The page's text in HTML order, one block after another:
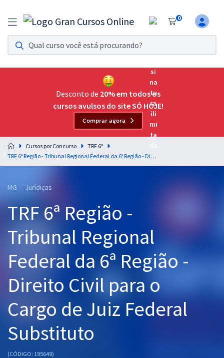
0
Assinatura Ilimitada 11
Acesso a todos os cursos. Teste grátis por 7 dias!
Assinatura OAB Até Passar
Acesso ilimitado a toda preparação para o Exame da
Residências Multiprofissionais
Preparação completa e intensiva para as principais
residências em saúde do Brasil
Cursos 20% OFF
Pós
Graduação
OAB
Questões grátis
Desconto de 20% em todos os
cursos avulsos do site SÓ HOJE!
Comprar agora
Cursos por Concurso
TRF 6º
TRF 6ª Região - Tribunal Regional Federal da 6ª Região - Direito Civil para o Cargo de Juiz Federal Substituto
MG - Jurídicas
TRF 6ª Região -
Tribunal Regional
Federal da 6ª Região -
Direito Civil para o
Cargo de Juiz Federal
Substituto
(CÓDIGO: 195649)